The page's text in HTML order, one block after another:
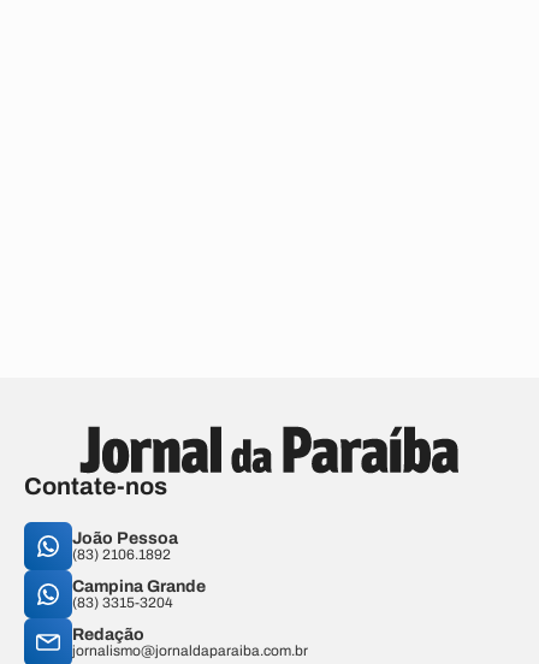
Contate-nos
João Pessoa
(83) 2106.1892
Campina Grande
(83) 3315-3204
Redação
jornalismo@jornaldaparaiba.com.br